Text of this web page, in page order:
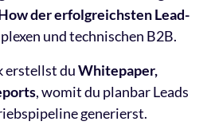
der erfolgreichsten Lead-
und technischen B2B.
erstellst du Whitepaper,
, womit du planbar Leads
generierst.